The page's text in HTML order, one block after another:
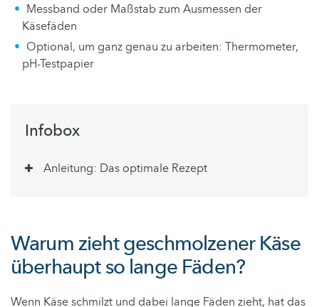
Messband oder Maßstab zum Ausmessen der
Käsefäden
Optional, um ganz genau zu arbeiten: Thermometer,
pH-Testpapier
Infobox
Anleitung: Das optimale Rezept
Warum zieht geschmolzener Käse
überhaupt so lange Fäden?
Wenn Käse schmilzt und dabei lange Fäden zieht, hat das